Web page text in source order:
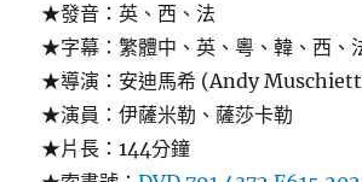
★發音：英、西、法
★字幕：繁體中、英、粵、韓、西、
★導演：安迪馬希 (Andy
★演員：伊薩米勒、薩莎卡勒
★片長：144分鐘